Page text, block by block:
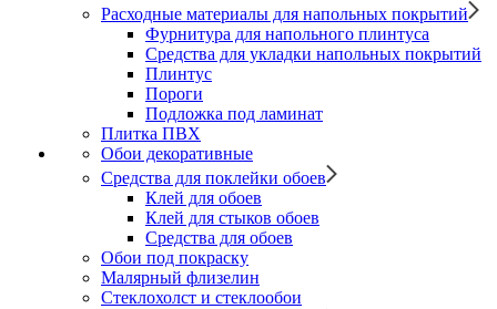
Расходные материалы для напольных покрытий
Фурнитура для напольного плинтуса
Средства для укладки напольных покрытий
Плинтус
Пороги
Подложка под ламинат
Плитка ПВХ
Обои декоративные
Средства для поклейки обоев
Клей для обоев
Клей для стыков обоев
Средства для обоев
Обои под покраску
Малярный флизелин
Стеклохолст и стеклообои